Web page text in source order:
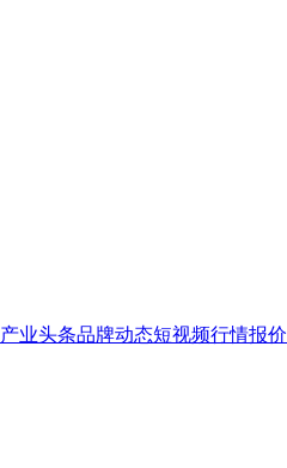
产业头条品牌动态短视频行情报价